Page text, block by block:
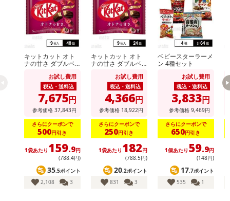
キットカット オト
ナの甘さ ダブルベ
お試し費用
税込・送料込
7,675円
参考価格 37,843円
さらにクーポンで
500円引き
1袋あたり 159.9円
(788.4円)
35.5ポイント
2,108
3
キットカット オト
ナの甘さ ダブルベ
お試し費用
税込・送料込
4,366円
参考価格 18,922円
さらにクーポンで
250円引き
1袋あたり 182円
(788.5円)
20.2ポイント
831
3
ベビースターラーメ
ン 4種セット
お試し費用
税込・送料込
3,833円
参考価格 9,469円
さらにクーポンで
650円引き
1個あたり 59.9円
(148円)
17.7ポイント
535
1